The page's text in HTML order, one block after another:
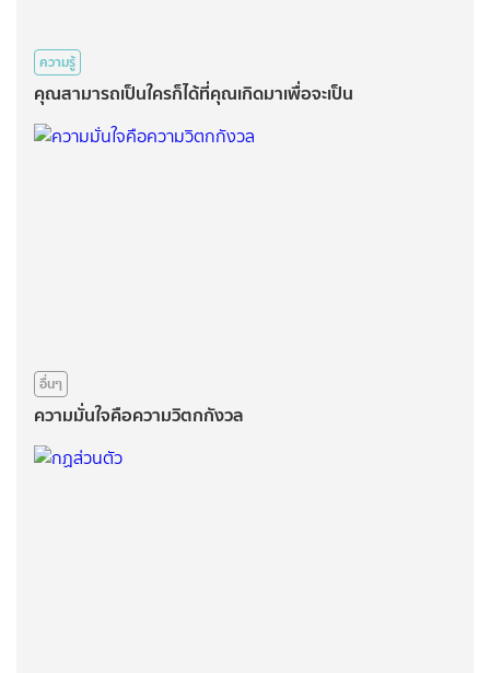
ความรู้
คุณสามารถเป็นใครก็ได้ที่คุณเกิดมาเพื่อจะเป็น
อื่นๆ
ความมั่นใจคือความวิตกกังวล